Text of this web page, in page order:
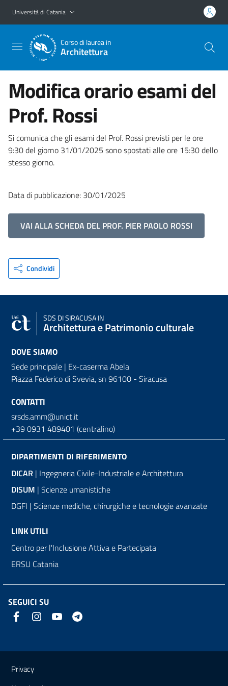
Vai al contenuto principale
Vai al menu di navigazione
Università di Catania
Corso di laurea in
Architettura
Modifica orario esami del
Prof. Rossi
Si comunica che gli esami del Prof. Rossi previsti per le ore
9:30 del giorno 31/01/2025 sono spostati alle ore 15:30 dello
stesso giorno.
Data di pubblicazione: 30/01/2025
VAI ALLA SCHEDA DEL PROF. PIER PAOLO ROSSI
Condividi
SDS DI SIRACUSA IN
Architettura e Patrimonio culturale
DOVE SIAMO
Sede principale | Ex-caserma Abela
Piazza Federico di Svevia, sn 96100 - Siracusa
CONTATTI
srsds.amm@unict.it
+39 0931 489401 (centralino)
DIPARTIMENTI DI RIFERIMENTO
DICAR | Ingegneria Civile-Industriale e Architettura
DISUM | Scienze umanistiche
DGFI | Scienze mediche, chirurgiche e tecnologie avanzate
LINK UTILI
Centro per l'Inclusione Attiva e Partecipata
ERSU Catania
SEGUICI SU
Link e informazioni utili
Privacy